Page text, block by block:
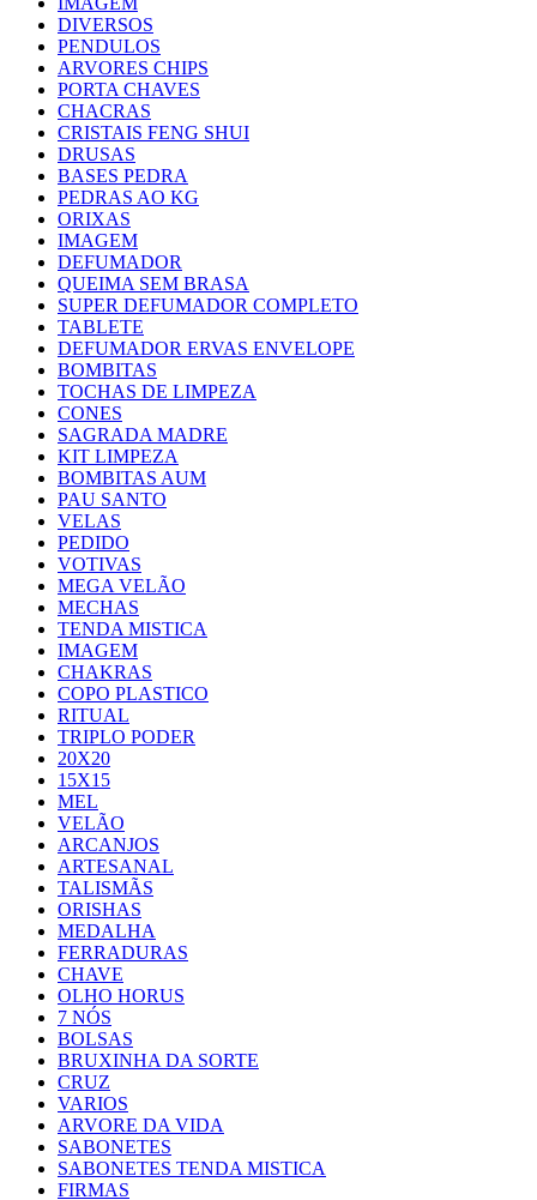
DIVERSOS
PENDULOS
ARVORES CHIPS
PORTA CHAVES
CHACRAS
CRISTAIS FENG SHUI
DRUSAS
BASES PEDRA
PEDRAS AO KG
ORIXAS
IMAGEM
DEFUMADOR
QUEIMA SEM BRASA
SUPER DEFUMADOR COMPLETO
TABLETE
DEFUMADOR ERVAS ENVELOPE
BOMBITAS
TOCHAS DE LIMPEZA
CONES
SAGRADA MADRE
KIT LIMPEZA
BOMBITAS AUM
PAU SANTO
VELAS
PEDIDO
VOTIVAS
MEGA VELÃO
MECHAS
TENDA MISTICA
IMAGEM
CHAKRAS
COPO PLASTICO
RITUAL
TRIPLO PODER
20X20
15X15
MEL
VELÃO
ARCANJOS
ARTESANAL
TALISMÃS
ORISHAS
MEDALHA
FERRADURAS
CHAVE
OLHO HORUS
7 NÓS
BOLSAS
BRUXINHA DA SORTE
CRUZ
VARIOS
ARVORE DA VIDA
SABONETES
SABONETES TENDA MISTICA
FIRMAS